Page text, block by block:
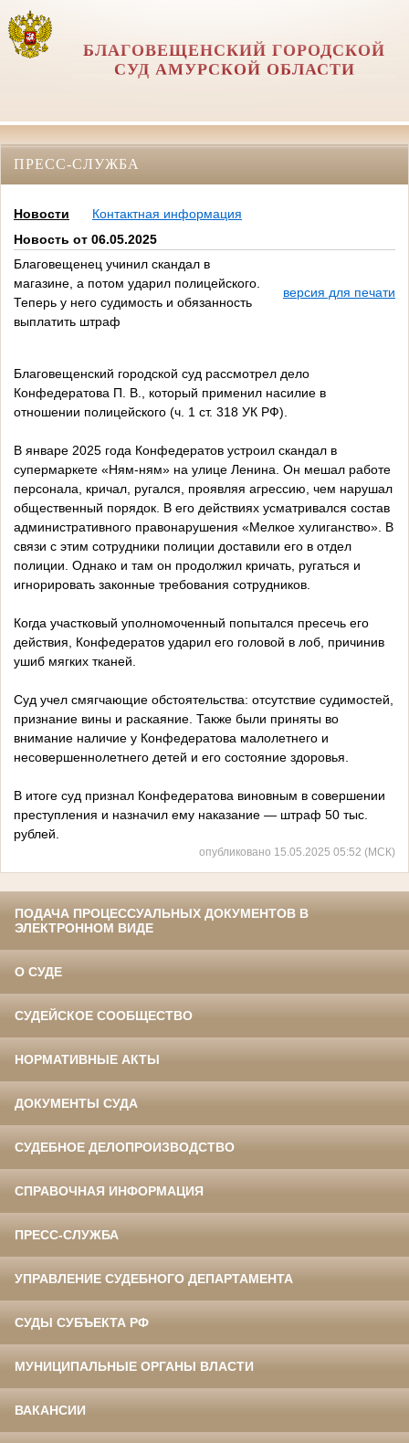
БЛАГОВЕЩЕНСКИЙ ГОРОДСКОЙ
СУД АМУРСКОЙ ОБЛАСТИ
ПРЕСС-СЛУЖБА
Новости
Контактная информация
Новость от 06.05.2025
Благовещенец учинил скандал в
магазине, а потом ударил полицейского.
Теперь у него судимость и обязанность
выплатить штраф
версия для печати
Благовещенский городской суд рассмотрел дело
Конфедератова П. В., который применил насилие в
отношении полицейского (ч. 1 ст. 318 УК РФ).
В январе 2025 года Конфедератов устроил скандал в
супермаркете «Ням-ням» на улице Ленина. Он мешал работе
персонала, кричал, ругался, проявляя агрессию, чем нарушал
общественный порядок. В его действиях усматривался состав
административного правонарушения «Мелкое хулиганство». В
связи с этим сотрудники полиции доставили его в отдел
полиции. Однако и там он продолжил кричать, ругаться и
игнорировать законные требования сотрудников.
Когда участковый уполномоченный попытался пресечь его
действия, Конфедератов ударил его головой в лоб, причинив
ушиб мягких тканей.
Суд учел смягчающие обстоятельства: отсутствие судимостей,
признание вины и раскаяние. Также были приняты во
внимание наличие у Конфедератова малолетнего и
несовершеннолетнего детей и его состояние здоровья.
В итоге суд признал Конфедератова виновным в совершении
преступления и назначил ему наказание — штраф 50 тыс.
рублей.
опубликовано 15.05.2025 05:52 (МСК)
ПОДАЧА ПРОЦЕССУАЛЬНЫХ ДОКУМЕНТОВ В
ЭЛЕКТРОННОМ ВИДЕ
О СУДЕ
СУДЕЙСКОЕ СООБЩЕСТВО
НОРМАТИВНЫЕ АКТЫ
ДОКУМЕНТЫ СУДА
СУДЕБНОЕ ДЕЛОПРОИЗВОДСТВО
СПРАВОЧНАЯ ИНФОРМАЦИЯ
ПРЕСС-СЛУЖБА
УПРАВЛЕНИЕ СУДЕБНОГО ДЕПАРТАМЕНТА
СУДЫ СУБЪЕКТА РФ
МУНИЦИПАЛЬНЫЕ ОРГАНЫ ВЛАСТИ
ВАКАНСИИ